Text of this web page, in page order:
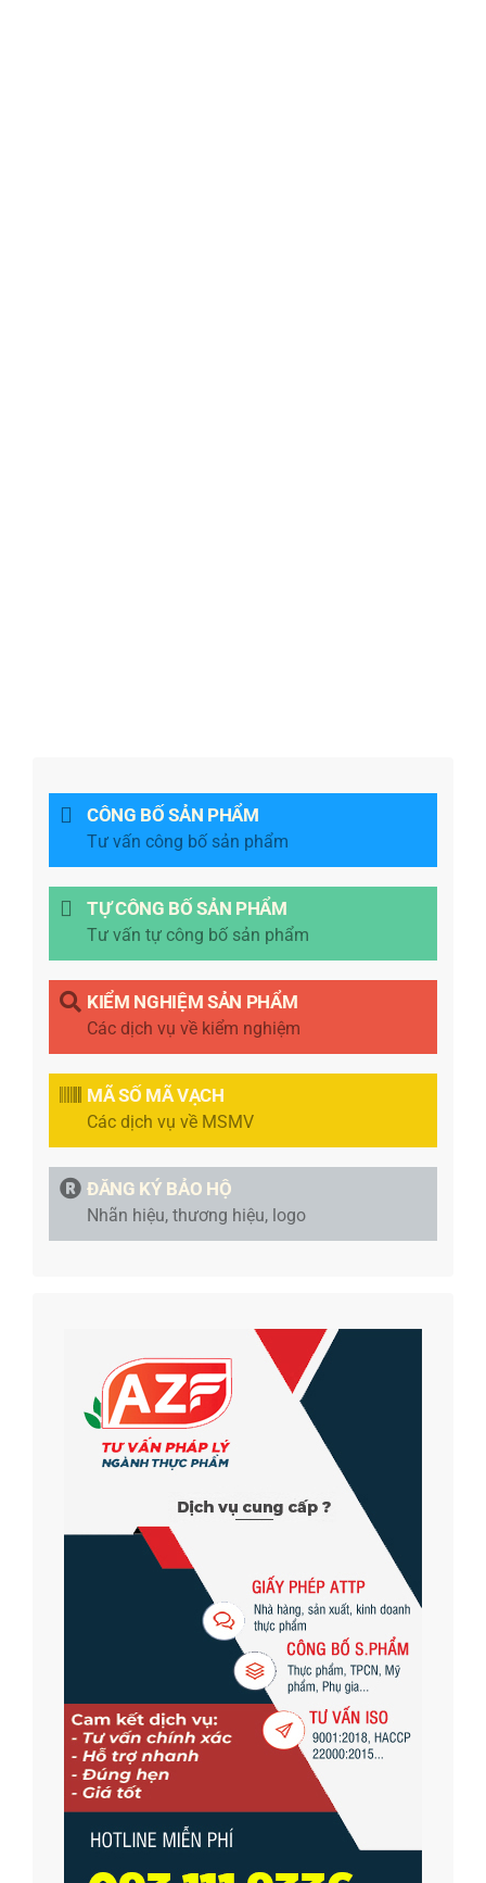
CÔNG BỐ SẢN PHẨM
Tư vấn công bố sản phẩm
TỰ CÔNG BỐ SẢN PHẨM
Tư vấn tự công bố sản phẩm
KIỂM NGHIỆM SẢN PHẨM
Các dịch vụ về kiểm nghiệm
MÃ SỐ MÃ VẠCH
Các dịch vụ về MSMV
ĐĂNG KÝ BẢO HỘ
Nhãn hiệu, thương hiệu, logo